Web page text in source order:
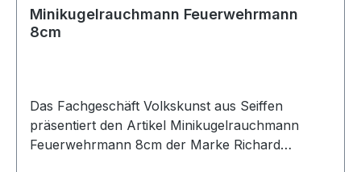
Minikugelrauchmann Feuerwehrmann
8cm
Das Fachgeschäft Volkskunst aus Seiffen
präsentiert den Artikel Minikugelrauchmann
Feuerwehrmann 8cm der Marke Richard